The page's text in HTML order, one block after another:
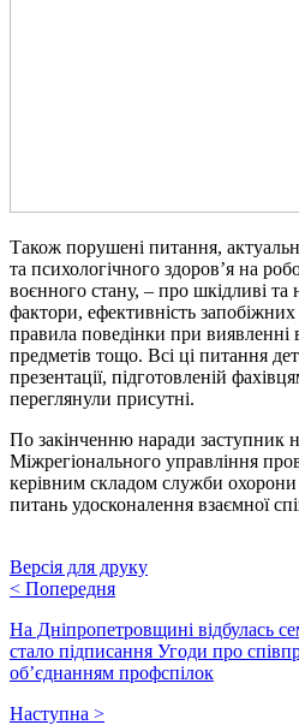
Також порушені питання,
та психологічного здоров’я на
воєнного стану, – про шкідливі та
фактори, ефективність запобіжних
правила поведінки при виявленні
предметів тощо. Всі ці питання
презентації, підготовленій
переглянули присутні.
По закінченню наради заступник
Міжрегіонального управління
керівним складом служби охорони
питань удосконалення взаємної
Версія для друку
< Попередня
На Дніпропетровщині відбулась
стало підписання Угоди про
об’єднанням профспілок
Наступна >